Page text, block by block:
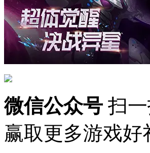
微信公众号 扫
赢取更多游戏好